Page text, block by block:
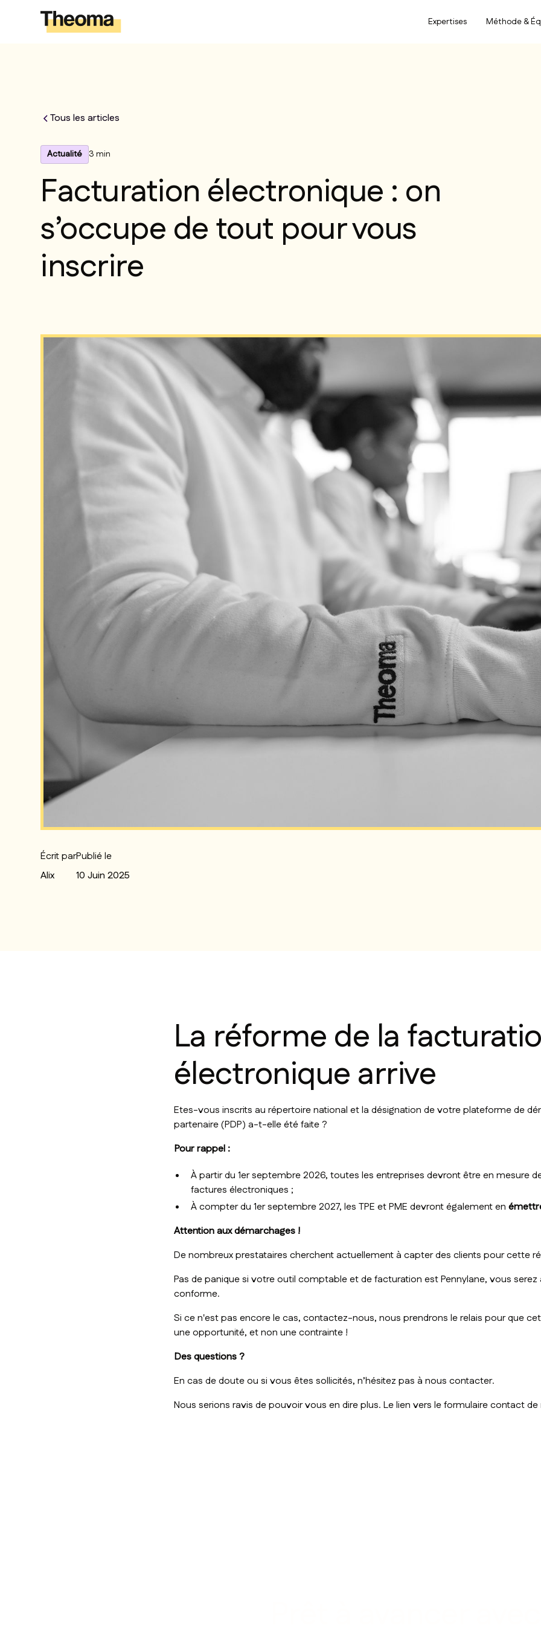
Expertises Méthode &
Tous les articles
Actualité 3 min
Facturation électronique : on
s’occupe de tout pour vous
inscrire
Écrit par
Alix
Publié le
10 Juin 2025
La réforme de la
électronique arrive
Etes-vous inscrits au répertoire national et la désignation de votre plateforme de
partenaire (PDP) a-t-elle été faite ?
Pour rappel :
À partir du 1er septembre 2026, toutes les entreprises devront être en mesure
factures électroniques ;
À compter du 1er septembre 2027, les TPE et PME devront également en
Attention aux démarchages !
De nombreux prestataires cherchent actuellement à capter des clients pour cette
Pas de panique si votre outil comptable et de facturation est Pennylane, vous
conforme.
Si ce n'est pas encore le cas, contactez-nous, nous prendrons le relais pour que
une opportunité, et non une contrainte !
Des questions ?
En cas de doute ou si vous êtes sollicités, n’hésitez pas à nous contacter.
Nous serions ravis de pouvoir vous en dire plus. Le lien vers leformulaire contact